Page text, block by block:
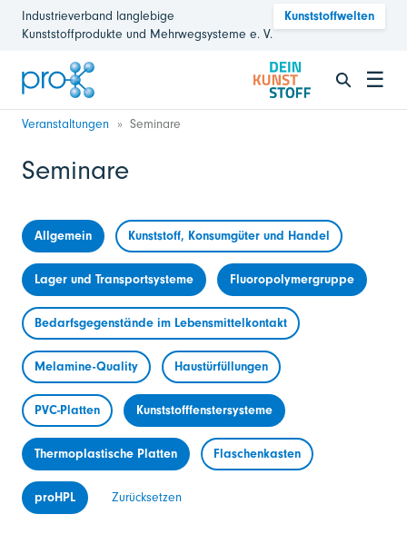
Industrieverband langlebige
Kunststoffprodukte und Mehrwegsysteme e. V.
Kunststoffwelten
☰
Veranstaltungen Seminare
Seminare
Allgemein Kunststoff, Konsumgüter und Handel
Lager und Transportsysteme Fluoropolymergruppe
Bedarfsgegenstände im Lebensmittelkontakt
Melamine-Quality Haustürfüllungen
PVC-Platten Kunststofffenstersysteme
Thermoplastische Platten Flaschenkasten
proHPL Zurücksetzen